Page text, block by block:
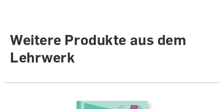
Weitere Produkte aus dem
Lehrwerk